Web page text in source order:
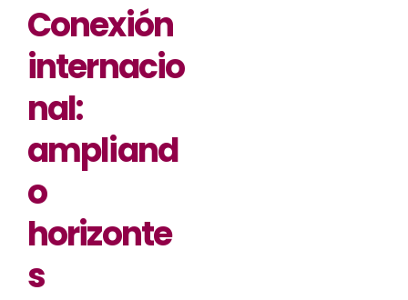
Conexión
internacio
nal:
ampliand
o
horizonte
s